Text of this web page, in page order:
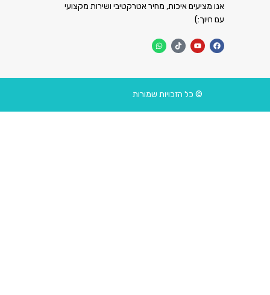
אנו מציעים איכות, מחיר אטרקטיבי ושירות מקצועי
עם חיוך:)
© כל הזכויות שמורות